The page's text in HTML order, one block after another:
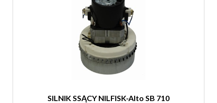
SILNIK SSĄCY NILFISK-Alto SB 710